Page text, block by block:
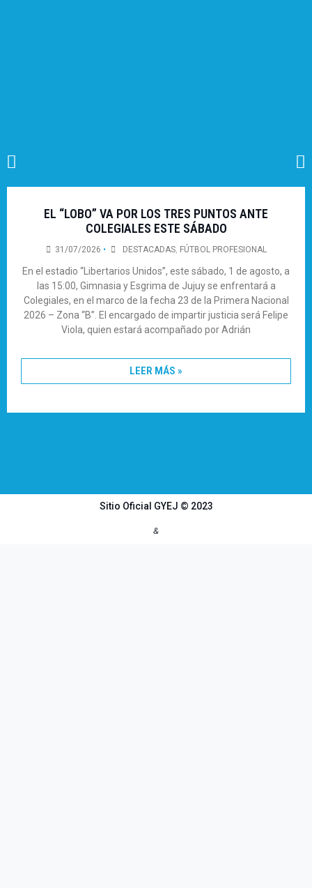
EL “LOBO” VA POR LOS TRES PUNTOS ANTE
COLEGIALES ESTE SÁBADO
31/07/2026 • DESTACADAS, FÚTBOL PROFESIONAL
En el estadio “Libertarios Unidos”, este sábado, 1 de agosto, a
las 15:00, Gimnasia y Esgrima de Jujuy se enfrentará a
Colegiales, en el marco de la fecha 23 de la Primera Nacional
2026 – Zona “B”. El encargado de impartir justicia será Felipe
Viola, quien estará acompañado por Adrián
LEER MÁS »
Sitio Oficial GYEJ © 2023
&